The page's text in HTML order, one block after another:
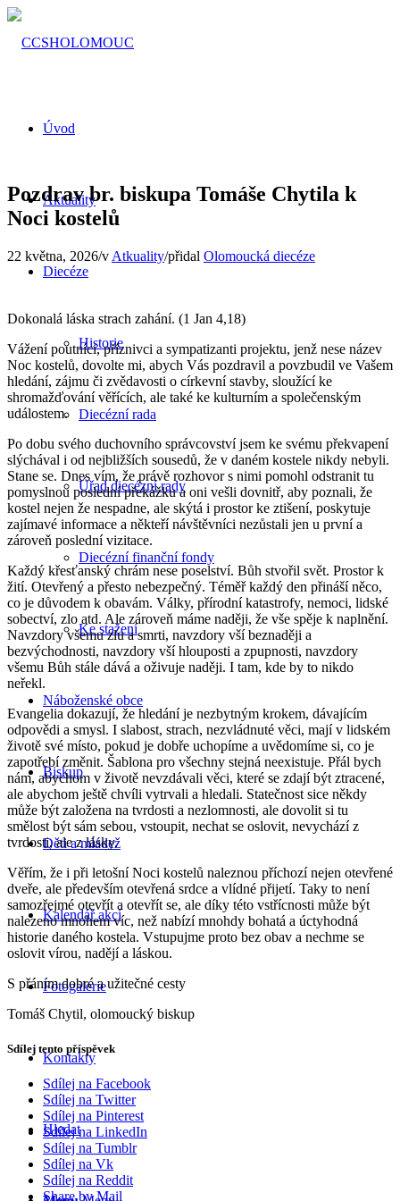
Úvod
Aktuality
Diecéze
Historie
Diecézní rada
Úřad diecézní rady
Diecézní finanční fondy
Ke stažení
Náboženské obce
Biskup
Děti a mládež
Kalendář akcí
Fotogalerie
Kontakty
Hledat
Pozdrav br. biskupa Tomáše Chytila k
Noci kostelů
22 května, 2026/v Atkuality/přidal Olomoucká diecéze
Dokonalá láska strach zahání. (1 Jan 4,18)
Vážení poutníci, příznivci a sympatizanti projektu, jenž nese název
Noc kostelů, dovolte mi, abych Vás pozdravil a povzbudil ve Vašem
hledání, zájmu či zvědavosti o církevní stavby, sloužící ke
shromažďování věřících, ale také ke kulturním a společenským
událostem.
Po dobu svého duchovního správcovství jsem ke svému překvapení
slýchával i od nejbližších sousedů, že v daném kostele nikdy nebyli.
Stane se. Dnes vím, že právě rozhovor s nimi pomohl odstranit tu
pomyslnou poslední překážku a oni vešli dovnitř, aby poznali, že
kostel nejen že nespadne, ale skýtá i prostor ke ztišení, poskytuje
zajímavé informace a někteří návštěvníci nezůstali jen u první a
zároveň poslední vizitace.
Každý křesťanský chrám nese poselství. Bůh stvořil svět. Prostor k
žití. Otevřený a přesto nebezpečný. Téměř každý den přináší něco,
co je důvodem k obavám. Války, přírodní katastrofy, nemoci, lidské
sobectví, zlo atd. Ale zároveň máme naději, že vše spěje k naplnění.
Navzdory všemu zlu a smrti, navzdory vší beznaději a
bezvýchodnosti, navzdory vší hlouposti a zpupnosti, navzdory
všemu Bůh stále dává a oživuje naději. I tam, kde by to nikdo
neřekl.
Evangelia dokazují, že hledání je nezbytným krokem, dávajícím
odpovědi a smysl. I slabost, strach, nezvládnuté věci, mají v lidském
životě své místo, pokud je dobře uchopíme a uvědomíme si, co je
zapotřebí změnit. Šablona pro všechny stejná neexistuje. Přál bych
nám, abychom v životě nevzdávali věci, které se zdají být ztracené,
ale abychom ještě chvíli vytrvali a hledali. Statečnost sice někdy
může být založena na tvrdosti a nezlomnosti, ale dovolit si tu
smělost být sám sebou, vstoupit, nechat se oslovit, nevychází z
tvrdosti, ale z lásky.
Věřím, že i při letošní Noci kostelů naleznou příchozí nejen otevřené
dveře, ale především otevřená srdce a vlídné přijetí. Taky to není
samozřejmé otevřít a otevřít se, ale díky této vstřícnosti může být
nalezeno mnohem víc, než nabízí mnohdy bohatá a úctyhodná
historie daného kostela. Vstupujme proto bez obav a nechme se
oslovit vírou, nadějí a láskou.
S přáním dobré a užitečné cesty
Tomáš Chytil, olomoucký biskup
Sdílej tento příspěvek
Sdílej na Facebook
Sdílej na Twitter
Sdílej na Pinterest
Sdílej na LinkedIn
Sdílej na Tumblr
Sdílej na Vk
Sdílej na Reddit
Share by Mail